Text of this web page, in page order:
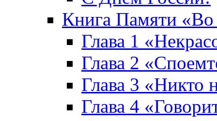
Книга Памяти
Глава 1
Глава 2
Глава 3 «Никто
Глава 4